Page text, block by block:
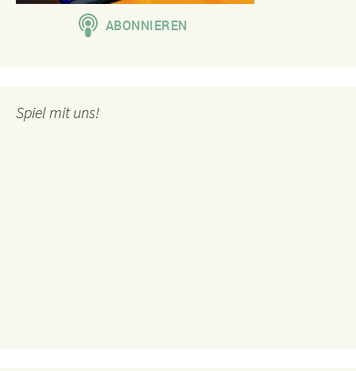
Spiel mit uns!